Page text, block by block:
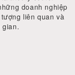
doanh nghiệp
liên quan và